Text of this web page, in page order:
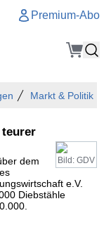
Premium-Abo
Markt & Politik
Bild: GDV
dem
e.V.
Diebstähle